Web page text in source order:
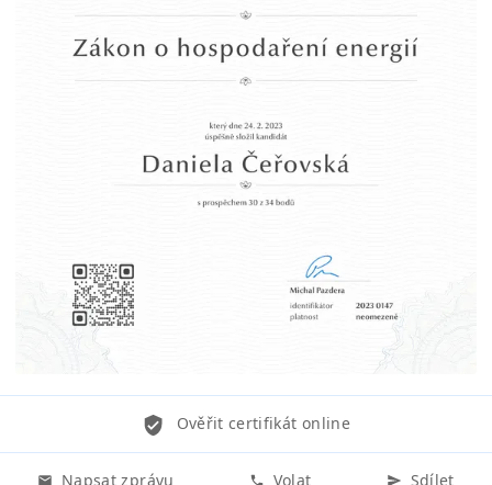
Ověřit certifikát online
Napsat zprávu Volat Sdílet